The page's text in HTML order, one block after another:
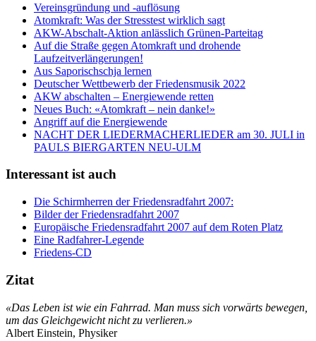
Vereinsgründung und -auflösung
Atomkraft: Was der Stresstest wirklich sagt
AKW-Abschalt-Aktion anlässlich Grünen-Parteitag
Auf die Straße gegen Atomkraft und drohende
Laufzeitverlängerungen!
Aus Saporischschja lernen
Deutscher Wettbewerb der Friedensmusik 2022
AKW abschalten – Energiewende retten
Neues Buch: «Atomkraft – nein danke!»
Angriff auf die Energiewende
NACHT DER LIEDERMACHERLIEDER am 30. JULI in
PAULS BIERGARTEN NEU-ULM
Interessant ist auch
Die Schirmherren der Friedensradfahrt 2007:
Bilder der Friedensradfahrt 2007
Europäische Friedensradfahrt 2007 auf dem Roten Platz
Eine Radfahrer-Legende
Friedens-CD
Zitat
«Das Leben ist wie ein Fahrrad. Man muss sich vorwärts bewegen,
um das Gleichgewicht nicht zu verlieren.»
Albert Einstein, Physiker